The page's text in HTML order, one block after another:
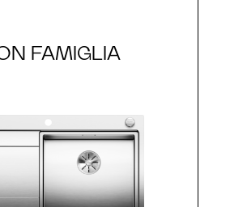
FAMIGLIA